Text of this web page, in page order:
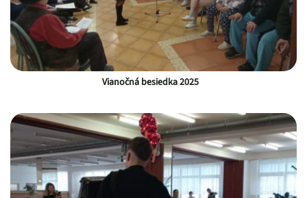
Vianočná besiedka 2025